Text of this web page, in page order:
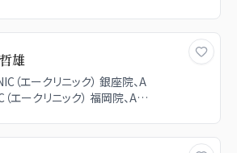
雄
（エークリニック） 銀座院、A
エークリニック） 福岡院、A